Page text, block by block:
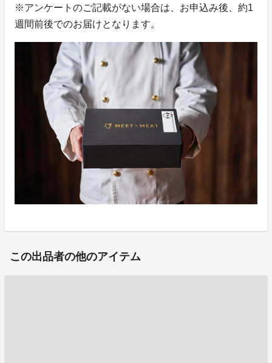
※アンケートのご記載がない場合は、お申込み後、約1
週間前後でのお届けとなります。
この出品者の他のアイテム